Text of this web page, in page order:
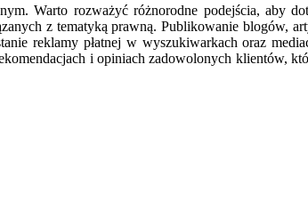
Warto rozważyć różnorodne podejścia, aby
z tematyką prawną. Publikowanie blogów,
reklamy płatnej w wyszukiwarkach oraz
i opiniach zadowolonych klientów,